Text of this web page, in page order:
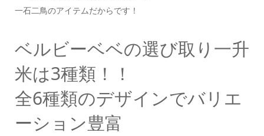
一石二鳥のアイテムだからです！
ベルビーベベの選び取り一升
米は3種類！！
全6種類のデザインでバリエ
ーション豊富